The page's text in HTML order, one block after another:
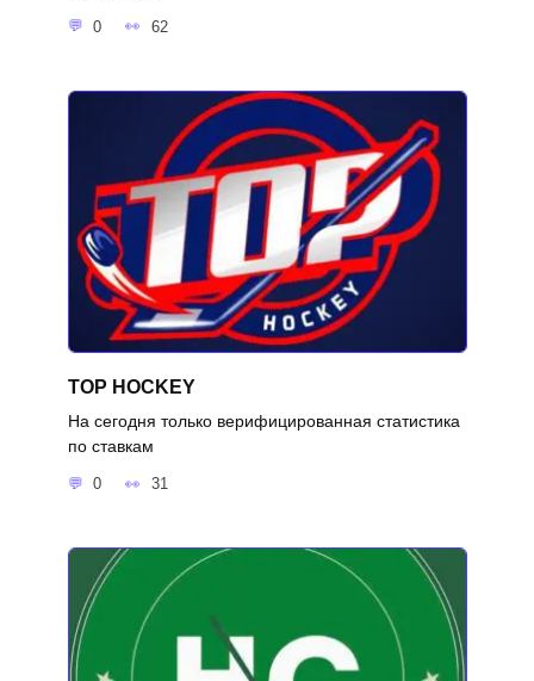
0 62
TOP HOCKEY
На сегодня только верифицированная статистика
по ставкам
0 31